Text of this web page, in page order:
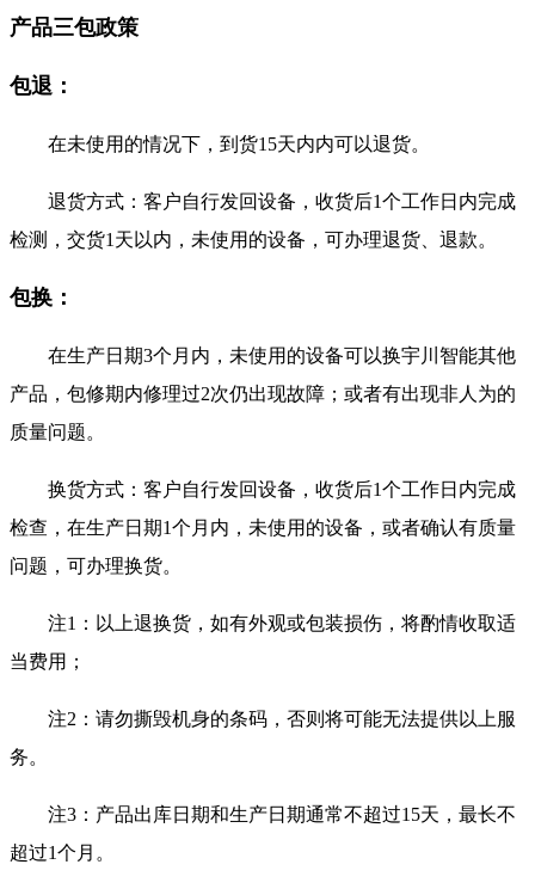
产品三包政策
包退：
在未使用的情况下，到货15天内内可以退货。
退货方式：客户自行发回设备，收货后1个工作日内完成
检测，交货1天以内，未使用的设备，可办理退货、退款。
包换：
在生产日期3个月内，未使用的设备可以换宇川智能其他
产品，包修期内修理过2次仍出现故障；或者有出现非人为的
质量问题。
换货方式：客户自行发回设备，收货后1个工作日内完成
检查，在生产日期1个月内，未使用的设备，或者确认有质量
问题，可办理换货。
注1：以上退换货，如有外观或包装损伤，将酌情收取适
当费用；
注2：请勿撕毁机身的条码，否则将可能无法提供以上服
务。
注3：产品出库日期和生产日期通常不超过15天，最长不
超过1个月。